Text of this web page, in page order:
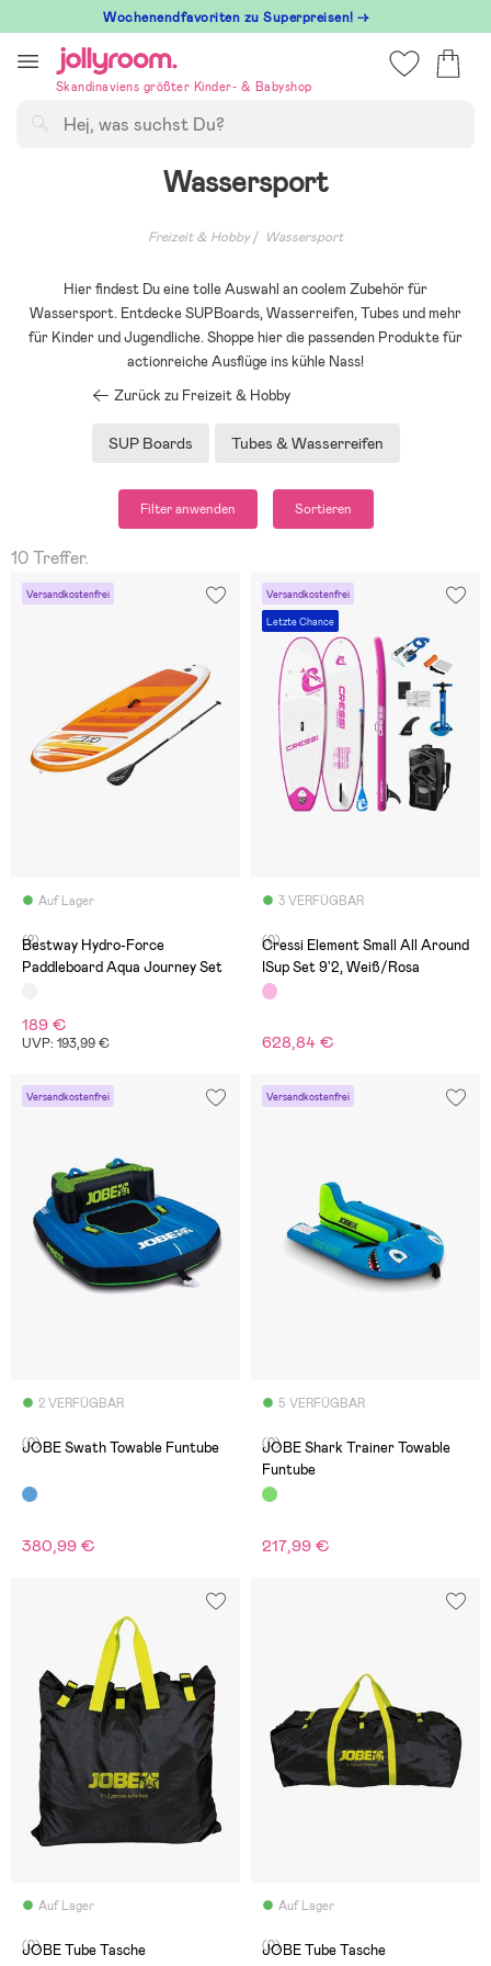
till
innehållet
Wochenendfavoriten zu Superpreisen! →
Skandinaviens größter Kinder- & Babyshop
Wassersport
Freizeit & Hobby Wassersport
Hier findest Du eine tolle Auswahl an coolem Zubehör für
Wassersport. Entdecke SUPBoards, Wasserreifen, Tubes und mehr
für Kinder und Jugendliche. Shoppe hier die passenden Produkte für
actionreiche Ausflüge ins kühle Nass!
Zurück zu Freizeit & Hobby
SUP Boards Tubes & Wasserreifen
Filter anwenden Sortieren
10 Treffer.
Versandkostenfrei
Auf Lager
(2)
Bestway Hydro-Force
Paddleboard Aqua Journey Set
189 €
UVP: 193,99 €
Versandkostenfrei
Letzte Chance
3 VERFÜGBAR
(0)
Cressi Element Small All Around
ISup Set 9'2, Weiß/Rosa
628,84 €
Versandkostenfrei
2 VERFÜGBAR
(0)
JOBE Swath Towable Funtube
380,99 €
Versandkostenfrei
5 VERFÜGBAR
(0)
JOBE Shark Trainer Towable
Funtube
217,99 €
Auf Lager
(0)
JOBE Tube Tasche
Auf Lager
(0)
JOBE Tube Tasche